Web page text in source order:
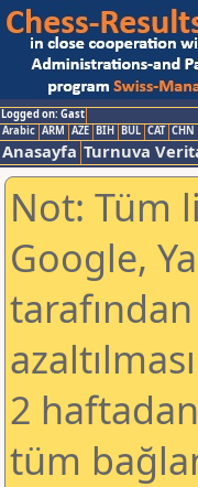
Logged on: Gast
Arabic ARM AZE BIH BUL CAT CHN
Anasayfa Turnuva
Not: Tüm
Google,
2
tüm